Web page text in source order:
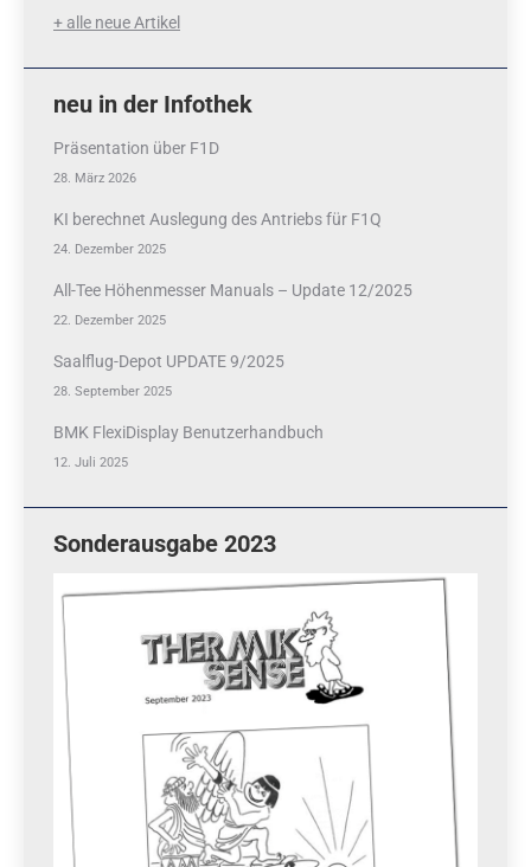
+ alle neue Artikel
neu in der Infothek
Präsentation über F1D
28. März 2026
KI berechnet Auslegung des Antriebs für F1Q
24. Dezember 2025
All-Tee Höhenmesser Manuals – Update 12/2025
22. Dezember 2025
Saalflug-Depot UPDATE 9/2025
28. September 2025
BMK FlexiDisplay Benutzerhandbuch
12. Juli 2025
Sonderausgabe 2023